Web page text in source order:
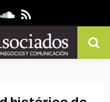
Soundcloud
Rss